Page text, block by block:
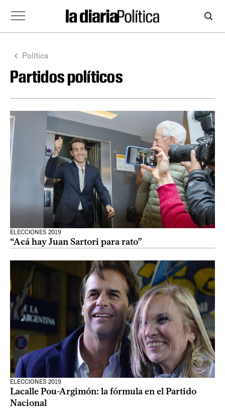
Política
Partidos políticos
ELECCIONES 2019
“Acá hay Juan Sartori para rato”
ELECCIONES 2019
Lacalle Pou-Argimón: la fórmula en el Partido
Nacional